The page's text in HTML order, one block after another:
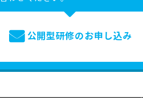
公開型研修のお申し込み